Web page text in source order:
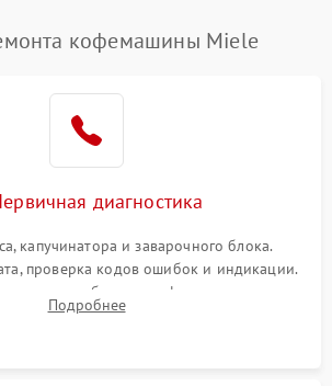
работе 1500 ₽ Подробнее →
кофемашины Miele
диагностика
капучинатора и заварочного блока.
проверка кодов ошибок и индикации.
термоблока и кофемолки на слух.
и давления воды для выявления
Подробнее